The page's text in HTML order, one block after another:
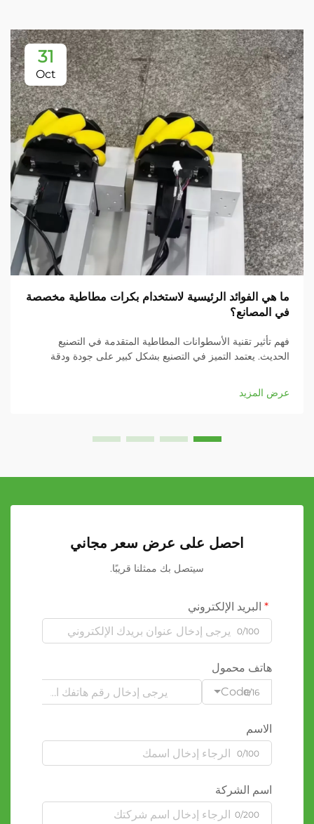
31
Oct
ما هي الفوائد الرئيسية لاستخدام بكرات مطاطية مخصصة
في المصانع؟
فهم تأثير تقنية الأسطوانات المطاطية المتقدمة في التصنيع
الحديث. يعتمد التميز في التصنيع بشكل كبير على جودة ودقة
الأسطوانات المطاطية المخصصة كأحد المكونات الأساسية...
عرض المزيد
احصل على عرض سعر مجاني
سيتصل بك ممثلنا قريبًا.
البريد الإلكتروني
0/100
هاتف محمول
Code0/16
الاسم
0/100
اسم الشركة
0/200